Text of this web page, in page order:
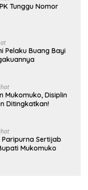
Tunggu Nomor
Pelaku Buang Bayi
Mukomuko, Disiplin
Ditingkatkan!
Paripurna Sertijab
Mukomuko